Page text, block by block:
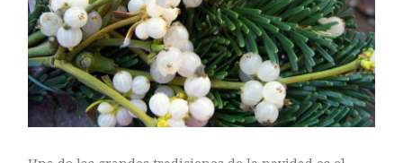
mayo 2016
abril 2016
marzo 2016
febrero 2016
enero 2016